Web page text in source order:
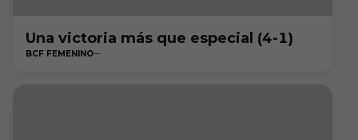
Una victoria más que especial (4-1)
BCF FEMENINO